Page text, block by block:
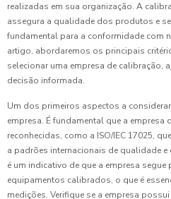
realizadas em sua organização. A
assegura a qualidade dos produtos e
fundamental para a conformidade com
artigo, abordaremos os principais
selecionar uma empresa de calibração,
decisão informada.
Um dos primeiros aspectos a considerar
empresa. É fundamental que a
reconhecidas, como a ISO/IEC 17025,
a padrões internacionais de qualidade e
é um indicativo de que a empresa
equipamentos calibrados, o que é
medições. Verifique se a empresa